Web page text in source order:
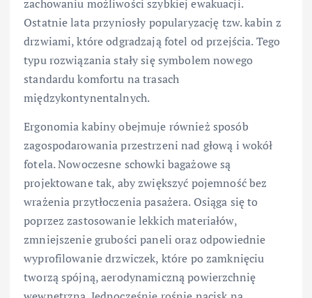
zachowaniu możliwości szybkiej ewakuacji.
Ostatnie lata przyniosły popularyzację tzw. kabin z
drzwiami, które odgradzają fotel od przejścia. Tego
typu rozwiązania stały się symbolem nowego
standardu komfortu na trasach
międzykontynentalnych.
Ergonomia kabiny obejmuje również sposób
zagospodarowania przestrzeni nad głową i wokół
fotela. Nowoczesne schowki bagażowe są
projektowane tak, aby zwiększyć pojemność bez
wrażenia przytłoczenia pasażera. Osiąga się to
poprzez zastosowanie lekkich materiałów,
zmniejszenie grubości paneli oraz odpowiednie
wyprofilowanie drzwiczek, które po zamknięciu
tworzą spójną, aerodynamiczną powierzchnię